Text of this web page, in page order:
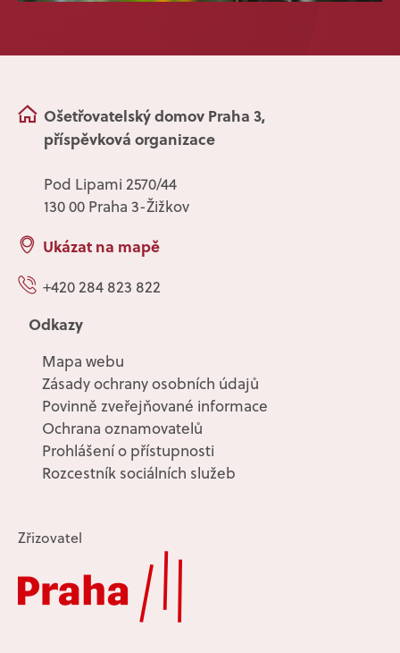
Ošetřovatelský domov Praha 3,
příspěvková organizace
Pod Lipami 2570/44
130 00 Praha 3-Žižkov
Ukázat na mapě
+420 284 823 822
Odkazy
Mapa webu
Zásady ochrany osobních údajů
Povinně zveřejňované informace
Ochrana oznamovatelů
Prohlášení o přístupnosti
Rozcestník sociálních služeb
Zřizovatel